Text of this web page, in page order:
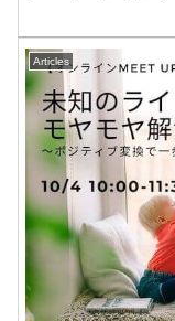
Articles